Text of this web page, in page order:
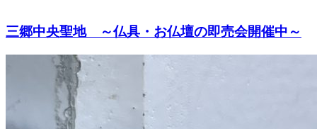
三郷中央聖地 ～仏具・お仏壇の即売会開催中～